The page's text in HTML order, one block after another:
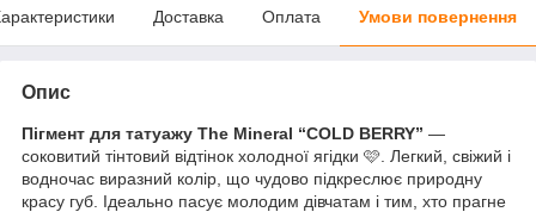
Доставка Оплата Умови повернення
Опис
Пігмент для татуажу The Mineral “COLD BERRY” —
соковитий тінтовий відтінок холодної ягідки 🩷. Легкий, свіжий і
водночас виразний колір, що чудово підкреслює природну
красу губ. Ідеально пасує молодим дівчатам і тим, хто прагне